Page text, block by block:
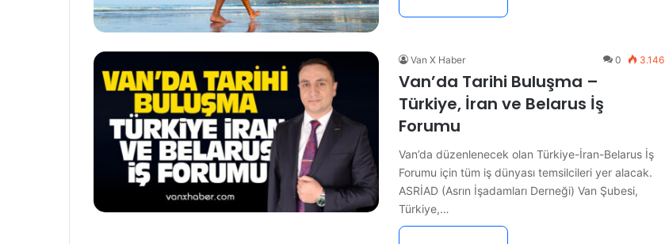
Van X Haber 0 3.146
Van’da Tarihi Buluşma –
Türkiye, İran ve Belarus İş
Forumu
Van’da düzenlenecek olan Türkiye-İran-Belarus İş
Forumu için tüm iş dünyası temsilcileri yer alacak.
ASRİAD (Asrın İşadamları Derneği) Van Şubesi,
Türkiye,…